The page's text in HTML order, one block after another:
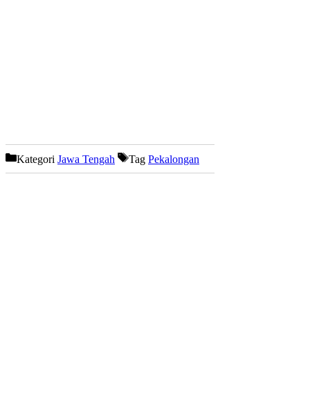
Kategori Jawa Tengah Tag Pekalongan